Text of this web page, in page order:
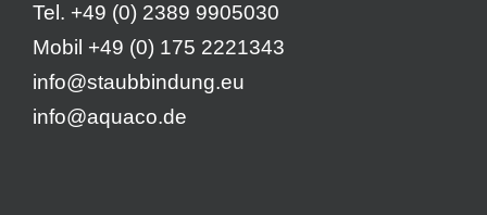
Tel. +49 (0) 2389 9905030
Mobil +49 (0) 175 2221343
info@staubbindung.eu
info@aquaco.de